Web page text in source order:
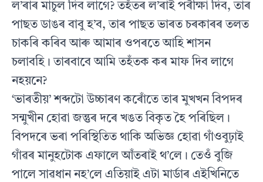
ল’ৰাৰ মাচুল দিব লাগে? তহঁতৰ ল’ৰাই পৰীক্ষা দিব, তাৰ
পাছত ডাঙৰ বাবু হ’ব, তাৰ পাছত ভাৰত চৰকাৰৰ তলত
চাকৰি কৰিব আৰু আমাৰ ওপৰতে আহি শাসন
চলাবহি। তাৰবাবে আমি তহঁতক কৰ মাফ দিব লাগে
নহয়নে?
‘ভাৰতীয়’ শব্দটো উচ্চাৰণ কৰোঁতে তাৰ মুখখন বিপদৰ
সন্মুখীন হোৱা জন্তুৰ দৰে খঙত বিকৃত হৈ পৰিছিল।
বিপদৰে ভৰা পৰিস্থিতিত থাকি অভিজ্ঞ হোৱা গাঁওবুঢ়াই
গাঁৱৰ মানুহটোক এফালে আঁতৰাই থ’লে। তেওঁ বুজি
পালে সাৱধান নহ’লে এতিয়াই এটা মাৰ্ডাৰ এইখিনিতে